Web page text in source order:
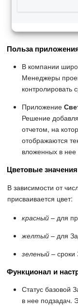
Польза
В компании
Менеджеры
контролировать
Приложение
Решение
отчетом, на
отображаются
вложенных в нее
Цветовые значения
В зависимости от
присваивается цвет:
красный – для
желтый – для
зеленый –
Функционал и
Статус базовой
в нее подзадач.